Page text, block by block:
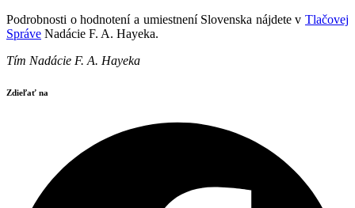
Podrobnosti o hodnotení a umiestnení Slovenska nájdete v Tlačovej
Správe Nadácie F. A. Hayeka.
Tím Nadácie F. A. Hayeka
Zdieľať na